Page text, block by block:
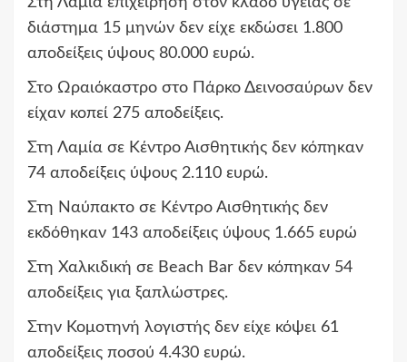
διάστημα 15 μηνών δεν είχε εκδώσει 1.800
αποδείξεις ύψους 80.000 ευρώ.
Στο Ωραιόκαστρο στο Πάρκο Δεινοσαύρων δεν
είχαν κοπεί 275 αποδείξεις.
Στη Λαμία σε Κέντρο Αισθητικής δεν κόπηκαν
74 αποδείξεις ύψους 2.110 ευρώ.
Στη Ναύπακτο σε Κέντρο Αισθητικής δεν
εκδόθηκαν 143 αποδείξεις ύψους 1.665 ευρώ
Στη Χαλκιδική σε Beach Bar δεν κόπηκαν 54
αποδείξεις για ξαπλώστρες.
Στην Κομοτηνή λογιστής δεν είχε κόψει 61
αποδείξεις ποσού 4.430 ευρώ.